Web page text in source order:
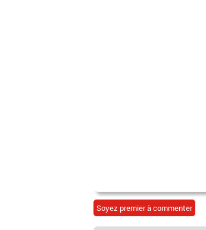
Soyez premier à commenter